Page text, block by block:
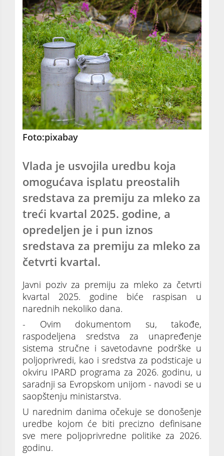
Foto:pixabay
Vlada je usvojila uredbu koja
omogućava isplatu preostalih
sredstava za premiju za mleko za
treći kvartal 2025. godine, a
opredeljen je i pun iznos
sredstava za premiju za mleko za
četvrti kvartal.
Javni poziv za premiju za mleko za četvrti
kvartal 2025. godine biće raspisan u
narednih nekoliko dana.
- Ovim dokumentom su, takođe,
raspodeljena sredstva za unapređenje
sistema stručne i savetodavne podrške u
poljoprivredi, kao i sredstva za podsticaje u
okviru IPARD programa za 2026. godinu, u
saradnji sa Evropskom unijom - navodi se u
saopštenju ministarstva.
U narednim danima očekuje se donošenje
uredbe kojom će biti precizno definisane
sve mere poljoprivredne politike za 2026.
godinu.